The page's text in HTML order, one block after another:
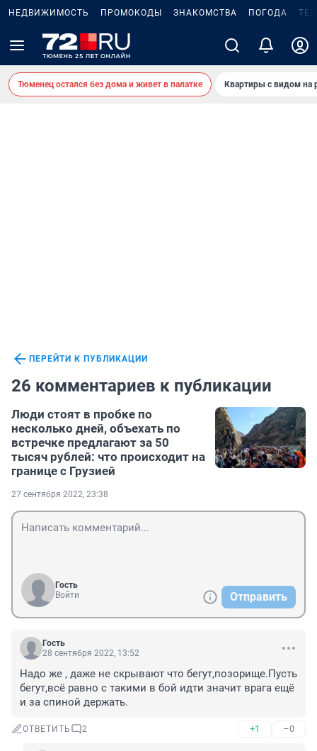
НЕДВИЖИМОСТЬ ПРОМОКОДЫ ЗНАКОМСТВА ПОГОДА
Тюменец остался без дома и живет в палатке Квартиры с видом на
ПЕРЕЙТИ К ПУБЛИКАЦИИ
26 комментариев к публикации
Люди стоят в пробке по
несколько дней, объехать по
встречке предлагают за 50
тысяч рублей: что происходит на
границе с Грузией
27 сентября 2022, 23:38
Гость
Войти
Отправить
Гость
28 сентября 2022, 13:52
Надо же , даже не скрывают что бегут,позорище.Пусть
бегут,всё равно с такими в бой идти значит врага ещё
и за спиной держать.
ОТВЕТИТЬ 2 +1 –0